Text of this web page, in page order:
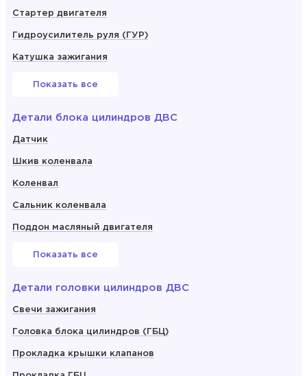
Стартер двигателя
Гидроусилитель руля (ГУР)
Катушка зажигания
Показать все
Детали блока цилиндров ДВС
Датчик
Шкив коленвала
Коленвал
Сальник коленвала
Поддон масляный двигателя
Показать все
Детали головки цилиндров ДВС
Свечи зажигания
Головка блока цилиндров (ГБЦ)
Прокладка крышки клапанов